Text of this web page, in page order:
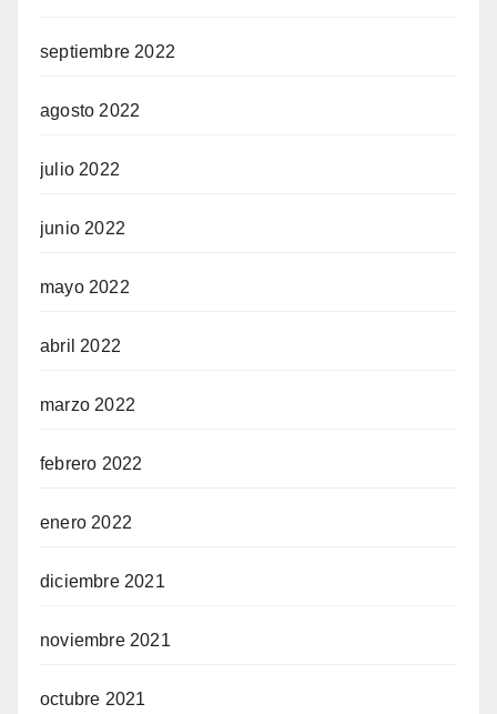
septiembre 2022
agosto 2022
julio 2022
junio 2022
mayo 2022
abril 2022
marzo 2022
febrero 2022
enero 2022
diciembre 2021
noviembre 2021
octubre 2021